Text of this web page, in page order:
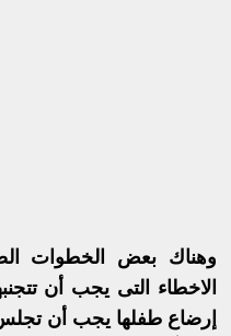
وهناك بعض الخطوات
الاخطاء التى يجب أن
إرضاع طفلها يجب أن